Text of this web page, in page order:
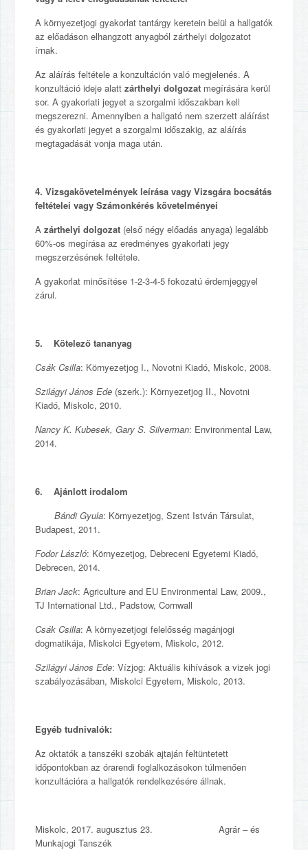
A környezetjogi gyakorlat tantárgy keretein belül a hallgatók
az előadáson elhangzott anyagból zárthelyi dolgozatot
írnak.
Az aláírás feltétele a konzultáción való megjelenés. A
konzultáció ideje alatt zárthelyi dolgozat megírására kerül
sor. A gyakorlati jegyet a szorgalmi időszakban kell
megszerezni. Amennyiben a hallgató nem szerzett aláírást
és gyakorlati jegyet a szorgalmi időszakig, az aláírás
megtagadását vonja maga után.
4. Vizsgakövetelmények leírása vagy Vizsgára bocsátás
feltételei vagy Számonkérés követelményei
A zárthelyi dolgozat (első négy előadás anyaga) legalább
60%-os megírása az eredményes gyakorlati jegy
megszerzésének feltétele.
A gyakorlat minősítése 1-2-3-4-5 fokozatú érdemjeggyel
zárul.
5. Kötelező tananyag
Csák Csilla: Környezetjog I., Novotni Kiadó, Miskolc, 2008.
Szilágyi János Ede (szerk.): Környezetjog II., Novotni
Kiadó, Miskolc, 2010.
Nancy K. Kubesek, Gary S. Silverman: Environmental Law,
2014.
6. Ajánlott irodalom
Bándi Gyula: Környezetjog, Szent István Társulat,
Budapest, 2011.
Fodor László: Környezetjog, Debreceni Egyetemi Kiadó,
Debrecen, 2014.
Brian Jack: Agriculture and EU Environmental Law, 2009.,
TJ International Ltd., Padstow, Cornwall
Csák Csilla: A környezetjogi felelősség magánjogi
dogmatikája, Miskolci Egyetem, Miskolc, 2012.
Szilágyi János Ede: Vízjog: Aktuális kihívások a vizek jogi
szabályozásában, Miskolci Egyetem, Miskolc, 2013.
Egyéb tudnivalók:
Az oktatók a tanszéki szobák ajtaján feltüntetett
időpontokban az órarendi foglalkozásokon túlmenően
konzultációra a hallgatók rendelkezésére állnak.
Miskolc, 2017. augusztus 23. Agrár – és
Munkajogi Tanszék